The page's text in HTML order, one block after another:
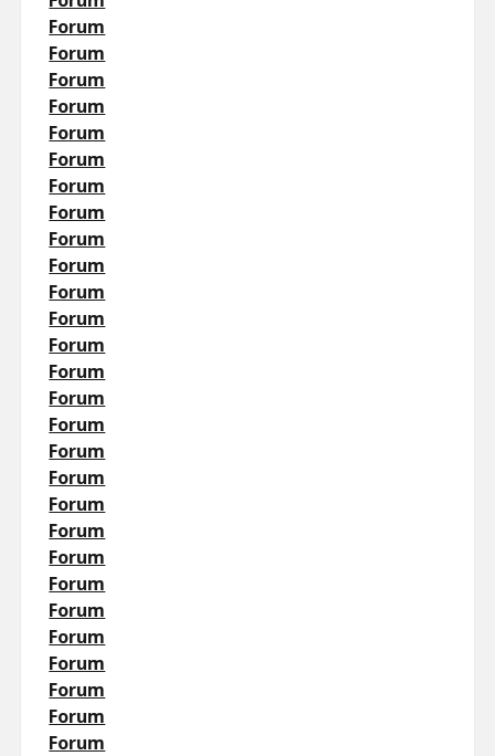
Forum
Forum
Forum
Forum
Forum
Forum
Forum
Forum
Forum
Forum
Forum
Forum
Forum
Forum
Forum
Forum
Forum
Forum
Forum
Forum
Forum
Forum
Forum
Forum
Forum
Forum
Forum
Forum